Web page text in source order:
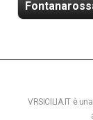
VRSICILIA.IT è